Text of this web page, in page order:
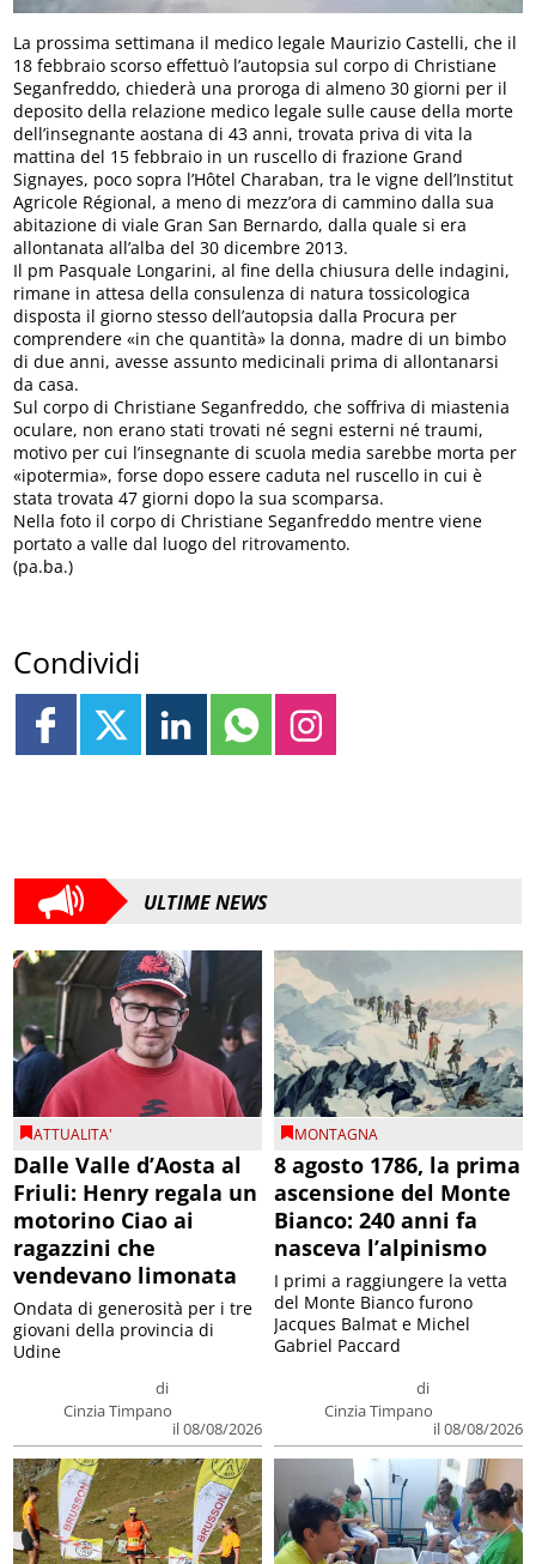
La prossima settimana il medico legale Maurizio Castelli, che il
18 febbraio scorso effettuò l’autopsia sul corpo di Christiane
Seganfreddo, chiederà una proroga di almeno 30 giorni per il
deposito della relazione medico legale sulle cause della morte
dell’insegnante aostana di 43 anni, trovata priva di vita la
mattina del 15 febbraio in un ruscello di frazione Grand
Signayes, poco sopra l’Hôtel Charaban, tra le vigne dell’Institut
Agricole Régional, a meno di mezz’ora di cammino dalla sua
abitazione di viale Gran San Bernardo, dalla quale si era
allontanata all’alba del 30 dicembre 2013.
Il pm Pasquale Longarini, al fine della chiusura delle indagini,
rimane in attesa della consulenza di natura tossicologica
disposta il giorno stesso dell’autopsia dalla Procura per
comprendere «in che quantità» la donna, madre di un bimbo
di due anni, avesse assunto medicinali prima di allontanarsi
da casa.
Sul corpo di Christiane Seganfreddo, che soffriva di miastenia
oculare, non erano stati trovati né segni esterni né traumi,
motivo per cui l’insegnante di scuola media sarebbe morta per
«ipotermia», forse dopo essere caduta nel ruscello in cui è
stata trovata 47 giorni dopo la sua scomparsa.
Nella foto il corpo di Christiane Seganfreddo mentre viene
portato a valle dal luogo del ritrovamento.
(pa.ba.)
Condividi
ULTIME NEWS
ATTUALITA'
Dalle Valle d’Aosta al
Friuli: Henry regala un
motorino Ciao ai
ragazzini che
vendevano limonata
di
Cinzia Timpano
il 08/08/2026
Ondata di generosità per i tre
giovani della provincia di
Udine
MONTAGNA
8 agosto 1786, la prima
ascensione del Monte
Bianco: 240 anni fa
nasceva l’alpinismo
di
Cinzia Timpano
il 08/08/2026
I primi a raggiungere la vetta
del Monte Bianco furono
Jacques Balmat e Michel
Gabriel Paccard